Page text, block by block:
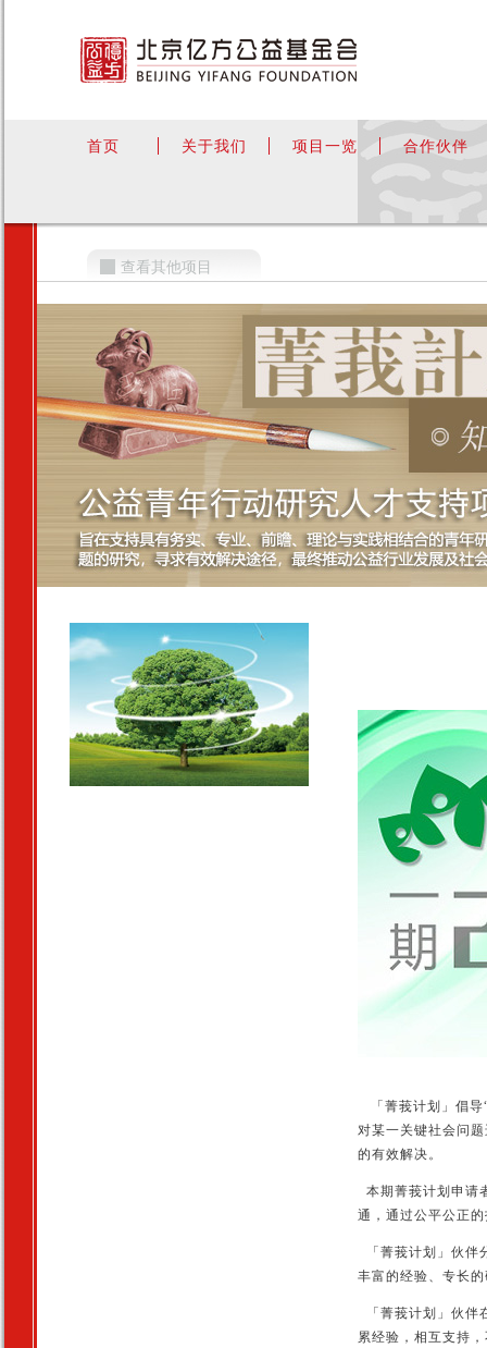
首页 关于我们 项目一览 合作伙伴
查看其他项目
「菁莪计划」倡导
对某一关键社会问
的有效解决。
本期菁莪计划申请
通，通过公平公正
「菁莪计划」伙伴
丰富的经验、专长
「菁莪计划」伙伴
累经验，相互支持